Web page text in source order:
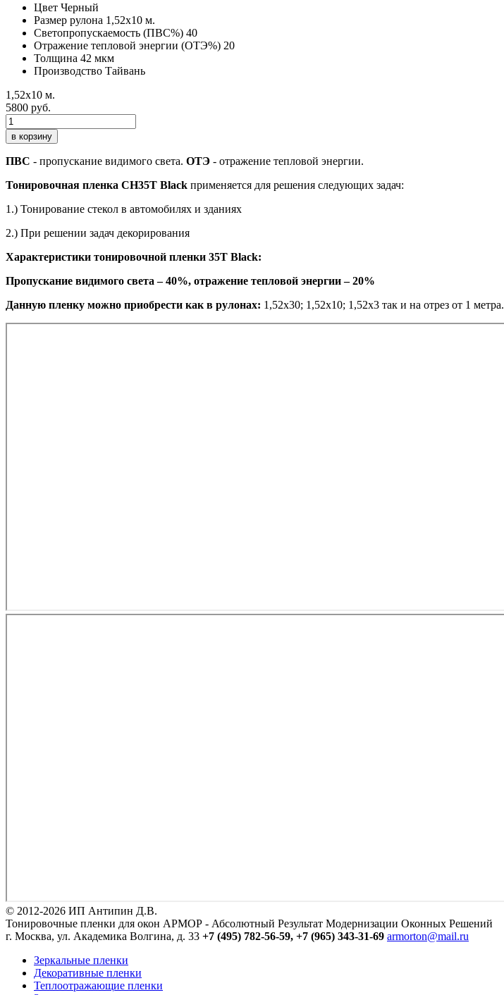
Цвет Черный
Размер рулона 1,52х10 м.
Светопропускаемость (ПВС%) 40
Отражение тепловой энергии (ОТЭ%) 20
Толщина 42 мкм
Производство Тайвань
1,52х10 м.
5800 руб.
в корзину
ПВС - пропускание видимого света. ОТЭ - отражение тепловой энергии.
Тонировочная пленка CH35T Black применяется для решения следующих задач:
1.) Тонирование стекол в автомобилях и зданиях
2.) При решении задач декорирования
Характеристики тонировочной пленки 35T Black:
Пропускание видимого света – 40%, отражение тепловой энергии – 20%
Данную пленку можно приобрести как в рулонах: 1,52х30; 1,52х10; 1,52х3 так и на отрез от 1 метра.
© 2012-2026 ИП Антипин Д.В.
Тонировочные пленки для окон АРМОР - Абсолютный Результат Модернизации Оконных Решений
г. Москва, ул. Академика Волгина, д. 33 +7 (495) 782-56-59, +7 (965) 343-31-69 armorton@mail.ru
Зеркальные пленки
Декоративные пленки
Теплоотражающие пленки